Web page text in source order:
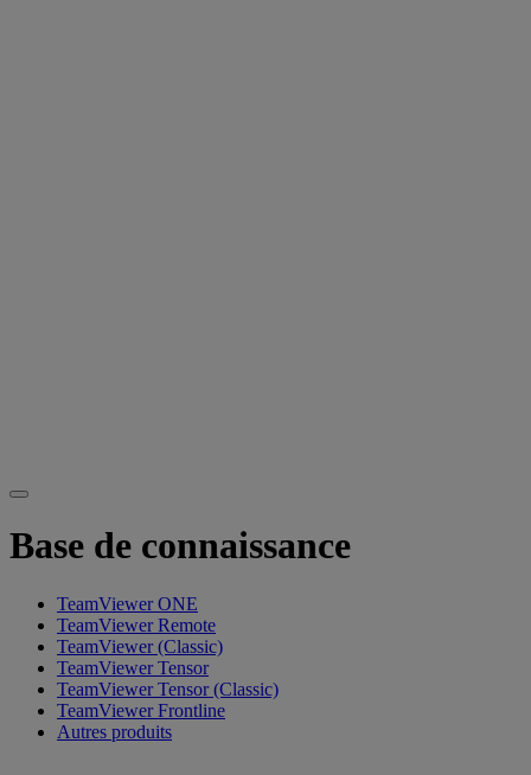
Base de connaissance
TeamViewer ONE
TeamViewer Remote
TeamViewer (Classic)
TeamViewer Tensor
TeamViewer Tensor (Classic)
TeamViewer Frontline
Autres produits